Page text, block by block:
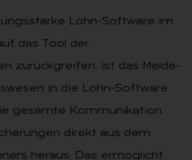
Lohn-Software im
das Tool der
zurückgreifen. Ist das Melde-
in die Lohn-Software
gesamte Kommunikation
direkt aus dem
heraus. Das ermöglicht